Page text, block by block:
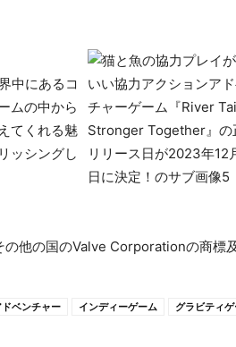
中にあるコ
ムの中から
てくれる魅
ッシングし
他の国のValve Corporationの商標
ドベンチャー インディーゲーム グラビティ